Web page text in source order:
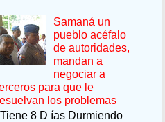
UN
Samaná un
pueblo acéfalo
de autoridades,
mandan a
negociar a
para que le
los problemas
8 D ías Durmiendo